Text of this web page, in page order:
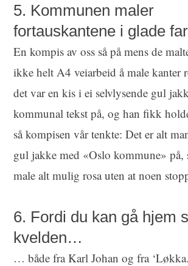
5. Kommunen maler
fortauskantene i glade
En kompis av oss så på mens de
ikke helt A4 veiarbeid å male kanter
det var en kis i ei selvlysende gul
kommunal tekst på, og han fikk
så kompisen vår tenkte: Det er alt
gul jakke med «Oslo kommune» på,
male alt mulig rosa uten at noen
6. Fordi du kan gå hjem
kvelden…
… både fra Karl Johan og fra ‘Løkka.